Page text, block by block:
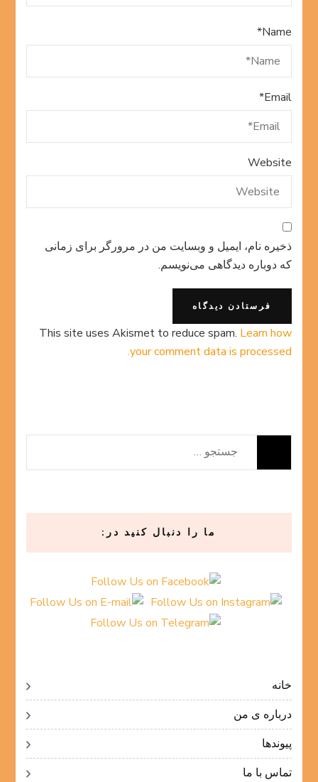
Name
*
Email
*
Website
ذخیره نام، ایمیل و وبسایت من در مرورگر برای زمانی
که دوباره دیدگاهی می‌نویسم.
This site uses Akismet to reduce spam. Learn how
your comment data is processed.
جستجو
برای:
ما را دنبال کنید در:
خانه
درباره ی من
پیوندها
تماس با ما